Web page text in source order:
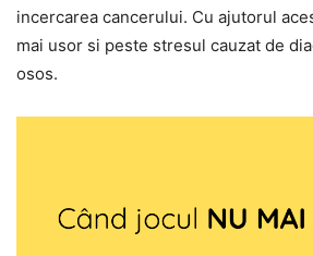
incercarea cancerului. Cu ajutorul
mai usor si peste stresul cauzat de
osos.